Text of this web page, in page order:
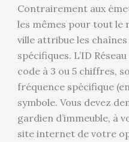
Contrairement aux
les mêmes pour tout le
ville attribue les
spécifiques. L’ID
code à 3 ou 5 chiffres,
fréquence spécifique
symbole. Vous devez
gardien d’immeuble, à
site internet de votre